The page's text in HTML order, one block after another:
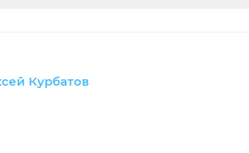
Курбатов